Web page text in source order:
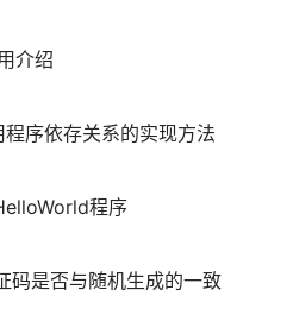
介绍
序依存关系的实现方法
程序
码是否与随机生成的一致